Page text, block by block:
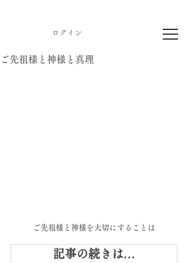
ログイン
ご先祖様と神様と真理
ご先祖様と神様を大切にすることは
記事の続きは…